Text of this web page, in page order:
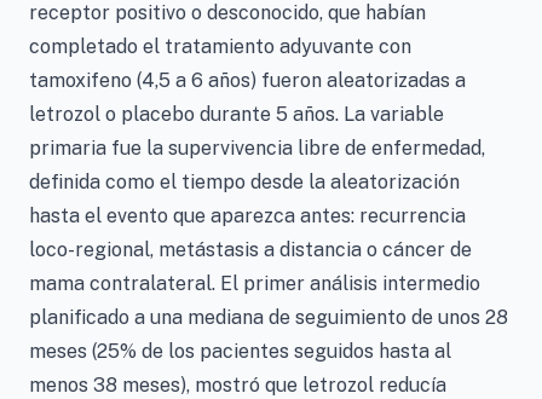
receptor positivo o desconocido, que habían
completado el tratamiento adyuvante con
tamoxifeno (4,5 a 6 años) fueron aleatorizadas a
letrozol o placebo durante 5 años. La variable
primaria fue la supervivencia libre de enfermedad,
definida como el tiempo desde la aleatorización
hasta el evento que aparezca antes: recurrencia
loco-regional, metástasis a distancia o cáncer de
mama contralateral. El primer análisis intermedio
planificado a una mediana de seguimiento de unos 28
meses (25% de los pacientes seguidos hasta al
menos 38 meses), mostró que letrozol reducía